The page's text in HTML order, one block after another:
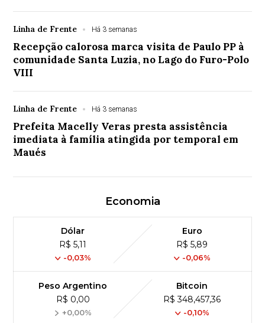
Linha de Frente Há 3 semanas
Recepção calorosa marca visita de Paulo PP à
comunidade Santa Luzia, no Lago do Furo-Polo
VIII
Linha de Frente Há 3 semanas
Prefeita Macelly Veras presta assistência
imediata à família atingida por temporal em
Maués
Economia
Dólar
R$ 5,11
-0,03%
Euro
R$ 5,89
-0,06%
Peso Argentino
R$ 0,00
+0,00%
Bitcoin
R$ 348,457,36
-0,10%